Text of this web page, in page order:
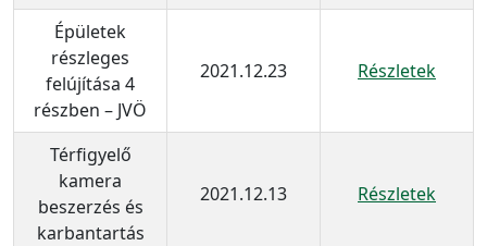
Épületek
részleges
felújítása 4
részben – JVÖ
2021.12.23 Részletek
Térfigyelő
kamera
beszerzés és
karbantartás
2021.12.13 Részletek